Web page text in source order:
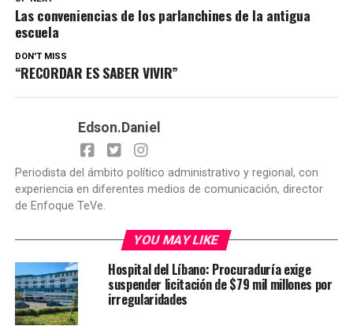
Las conveniencias de los parlanchines de la antigua
escuela
DON'T MISS
“RECORDAR ES SABER VIVIR”
Edson.Daniel
Periodista del ámbito político administrativo y regional, con
experiencia en diferentes medios de comunicación, director
de Enfoque TeVe.
YOU MAY LIKE
Hospital del Líbano: Procuraduría exige
suspender licitación de $79 mil millones por
irregularidades